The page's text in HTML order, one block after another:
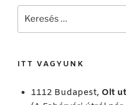
Keresés
ITT VAGYUNK
1112 Budapest, Olt